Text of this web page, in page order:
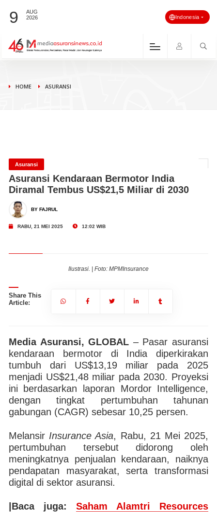
9
AUG
2026
Indonesia
HOME ASURANSI
Asuransi
Asuransi Kendaraan Bermotor India
Diramal Tembus US$21,5 Miliar di 2030
BY FAJRUL
RABU, 21 MEI 2025 12:02 WIB
Ilustrasi. | Foto: MPMInsurance
Share This
Article:
Media Asuransi, GLOBAL – Pasar asuransi
kendaraan bermotor di India diperkirakan
tumbuh dari US$13,19 miliar pada 2025
menjadi US$21,48 miliar pada 2030. Proyeksi
ini berdasarkan laporan Mordor Intelligence,
dengan tingkat pertumbuhan tahunan
gabungan (CAGR) sebesar 10,25 persen.
Melansir Insurance Asia, Rabu, 21 Mei 2025,
pertumbuhan tersebut didorong oleh
meningkatnya penjualan kendaraan, naiknya
pendapatan masyarakat, serta transformasi
digital di sektor asuransi.
|Baca juga: Saham Alamtri Resources